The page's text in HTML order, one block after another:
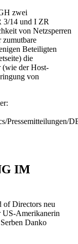
zwei
3/14 und I ZR
von Netzsperren
zumutbare
Beteiligten
die
(wie der Host-
von
Pressemitteilungen/
IM
Directors neu
US-Amerikanerin
Danko